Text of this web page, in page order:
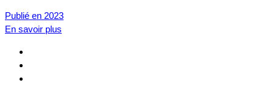
Publié en 2023
En savoir plus